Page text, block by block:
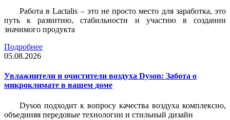
Работа в Lactalis – это не просто место для заработка, это
путь к развитию, стабильности и участию в создании
значимого продукта
Подробнее
05.08.2026
Увлажнители и очистители воздуха Dyson: Забота о
микроклимате в вашем доме
Dyson подходит к вопросу качества воздуха комплексно,
объединяя передовые технологии и стильный дизайн